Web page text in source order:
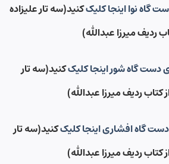
گاه نوا اینجا کلیککنید(سه تار علیزاده
ردیف میرزا عبدالله)
دست گاه شور اینجا کلیککنید(سه تار
کتاب ردیف میرزا عبدالله)
گاه افشاری اینجا کلیککنید(سه تار
کتاب ردیف میرزا عبدالله)